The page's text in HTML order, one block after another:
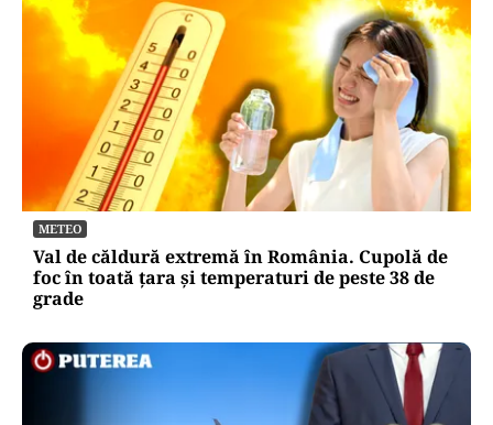
METEO
Val de căldură extremă în România. Cupolă de
foc în toată țara și temperaturi de peste 38 de
grade